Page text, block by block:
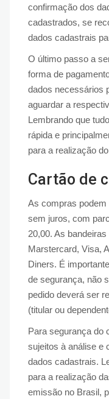
confirmação dos
cadastrados, se
dados cadastrais
O último passo a
forma de
dados necessários
aguardar a
Lembrando que
rápida e
para a realização
Cartão de
As compras
sem juros, com
20,00. As
Marstercard, Visa,
Diners. É
de segurança, não
pedido deverá ser
(titular ou
Para segurança do
sujeitos à análise e
dados cadastrais.
para a realização
emissão no Brasil,